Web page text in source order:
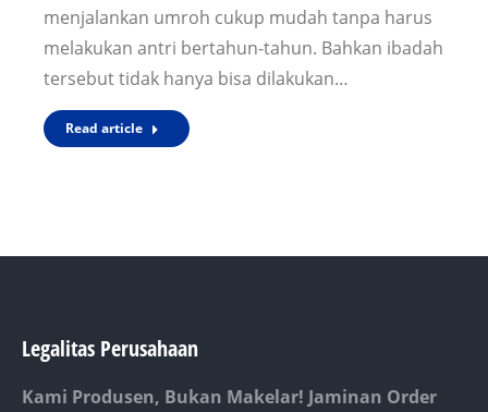
menjalankan umroh cukup mudah tanpa harus
melakukan antri bertahun-tahun. Bahkan ibadah
tersebut tidak hanya bisa dilakukan…
Read article
Legalitas Perusahaan
Kami Produsen, Bukan Makelar! Jaminan Order